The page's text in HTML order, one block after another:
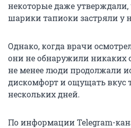
некоторые даже
шарики тапиоки застряли у
Однако, когда врачи
они не обнаружили никаких
не менее люди продолжали
дискомфорт и ощущать вкус
нескольких дней.
По информации Telegram-